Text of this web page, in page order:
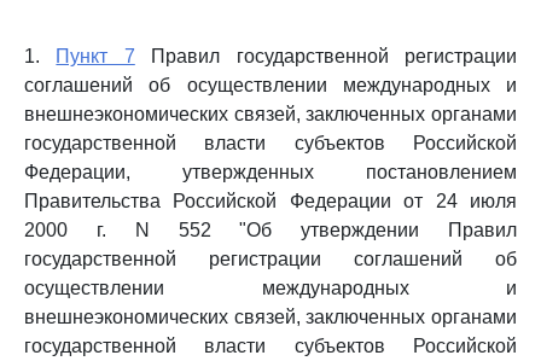
1. Пункт 7 Правил государственной регистрации
соглашений об осуществлении международных и
внешнеэкономических связей, заключенных органами
государственной власти субъектов Российской
Федерации, утвержденных постановлением
Правительства Российской Федерации от 24 июля
2000 г. N 552 "Об утверждении Правил
государственной регистрации соглашений об
осуществлении международных и
внешнеэкономических связей, заключенных органами
государственной власти субъектов Российской